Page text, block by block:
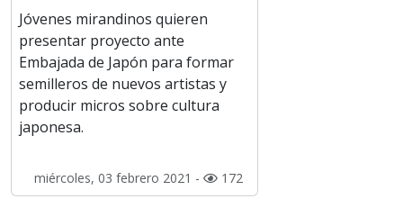
Jóvenes mirandinos quieren
presentar proyecto ante
Embajada de Japón para formar
semilleros de nuevos artistas y
producir micros sobre cultura
japonesa.
miércoles, 03 febrero 2021 - 172